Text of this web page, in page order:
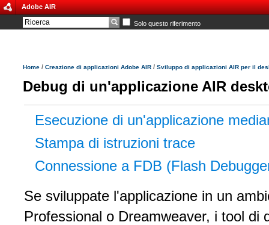
Adobe AIR
Solo questo riferimento
Home / Creazione di applicazioni Adobe AIR / Sviluppo di applicazioni AIR per il
Debug di un'applicazione AIR
Esecuzione di un'applicazione
Stampa di istruzioni trace
Connessione a FDB (Flash
Se sviluppate l'applicazione in un
Professional o Dreamweaver, i tool di